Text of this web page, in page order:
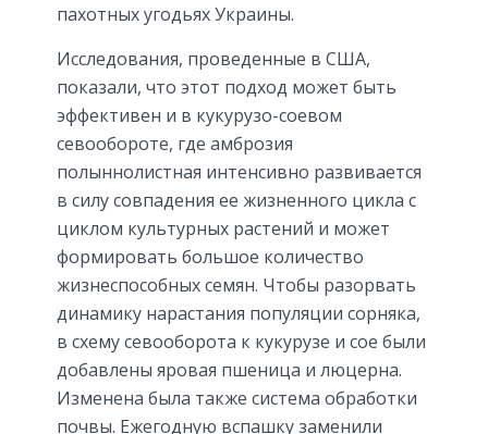
пахотных угодьях Украины.
Исследования, проведенные в США,
показали, что этот подход может быть
эффективен и в кукурузо-соевом
севообороте, где амброзия
полыннолистная интенсивно развивается
в силу совпадения ее жизненного цикла с
циклом культурных растений и может
формировать большое количество
жизнеспособных семян. Чтобы разорвать
динамику нарастания популяции сорняка,
в схему севооборота к кукурузе и сое были
добавлены яровая пшеница и люцерна.
Изменена была также система обработки
почвы. Ежегодную вспашку заменили